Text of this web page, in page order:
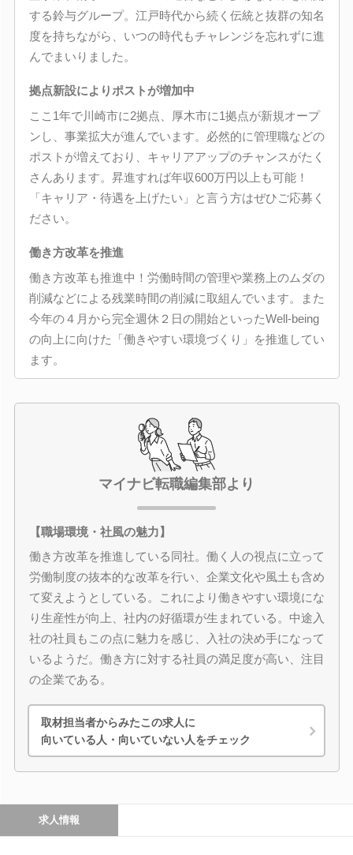
する鈴与グループ。江戸時代から続く伝統と抜群の知名
度を持ちながら、いつの時代もチャレンジを忘れずに進
んでまいりました。
拠点新設によりポストが増加中
ここ1年で川崎市に2拠点、厚木市に1拠点が新規オープ
ンし、事業拡大が進んでいます。必然的に管理職などの
ポストが増えており、キャリアアップのチャンスがたく
さんあります。昇進すれば年収600万円以上も可能！
「キャリア・待遇を上げたい」と言う方はぜひご応募く
ださい。
働き方改革を推進
働き方改革も推進中！労働時間の管理や業務上のムダの
削減などによる残業時間の削減に取組んでいます。また
今年の４月から完全週休２日の開始といったWell-being
の向上に向けた「働きやすい環境づくり」を推進してい
ます。
マイナビ転職編集部より
【職場環境・社風の魅力】
働き方改革を推進している同社。働く人の視点に立って
労働制度の抜本的な改革を行い、企業文化や風土も含め
て変えようとしている。これにより働きやすい環境にな
り生産性が向上、社内の好循環が生まれている。中途入
社の社員もこの点に魅力を感じ、入社の決め手になって
いるようだ。働き方に対する社員の満足度が高い、注目
の企業である。
取材担当者からみたこの求人に
向いている人・向いていない人をチェック
求人情報